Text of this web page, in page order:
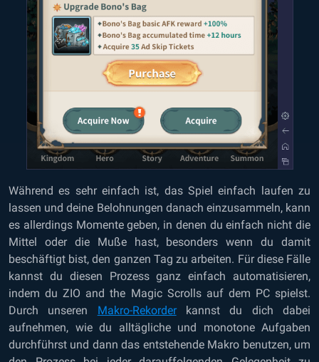
Während es sehr einfach ist, das Spiel einfach laufen zu
lassen und deine Belohnungen danach einzusammeln, kann
es allerdings Momente geben, in denen du einfach nicht die
Mittel oder die Muße hast, besonders wenn du damit
beschäftigt bist, den ganzen Tag zu arbeiten. Für diese Fälle
kannst du diesen Prozess ganz einfach automatisieren,
indem du ZIO and the Magic Scrolls auf dem PC spielst.
Durch unseren Makro-Rekorderkannst du dich dabei
aufnehmen, wie du alltägliche und monotone Aufgaben
durchführst und dann das entstehende Makro benutzen, um